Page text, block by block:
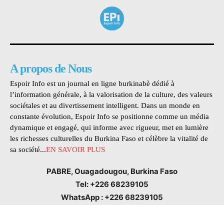
A propos de Nous
Espoir Info est un journal en ligne burkinabè dédié à
l’information générale, à la valorisation de la culture, des valeurs
sociétales et au divertissement intelligent. Dans un monde en
constante évolution, Espoir Info se positionne comme un média
dynamique et engagé, qui informe avec rigueur, met en lumière
les richesses culturelles du Burkina Faso et célèbre la vitalité de
sa société...EN SAVOIR PLUS
PABRE, Ouagadougou, Burkina Faso
Tel: +226 68239105
WhatsApp : +226 68239105